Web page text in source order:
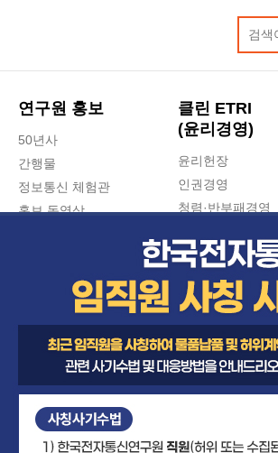
연구원 홍보
50년사
간행물
정보통신 체험관
홍보 동영상
클린 ETRI
(윤리경영)
윤리헌장
인권경영
청렴·반부패경영
청렴포털 신고
수의계약 현황
부패징계 현황
감사결과공개